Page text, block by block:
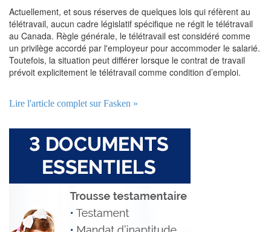
Actuellement, et sous réserves de quelques lois qui réfèrent au
télétravail, aucun cadre législatif spécifique ne régit le télétravail
au Canada. Règle générale, le télétravail est considéré comme
un privilège accordé par l'employeur pour accommoder le salarié.
Toutefois, la situation peut différer lorsque le contrat de travail
prévoit explicitement le télétravail comme condition d’emploi.
Lire l'article complet sur Fasken »